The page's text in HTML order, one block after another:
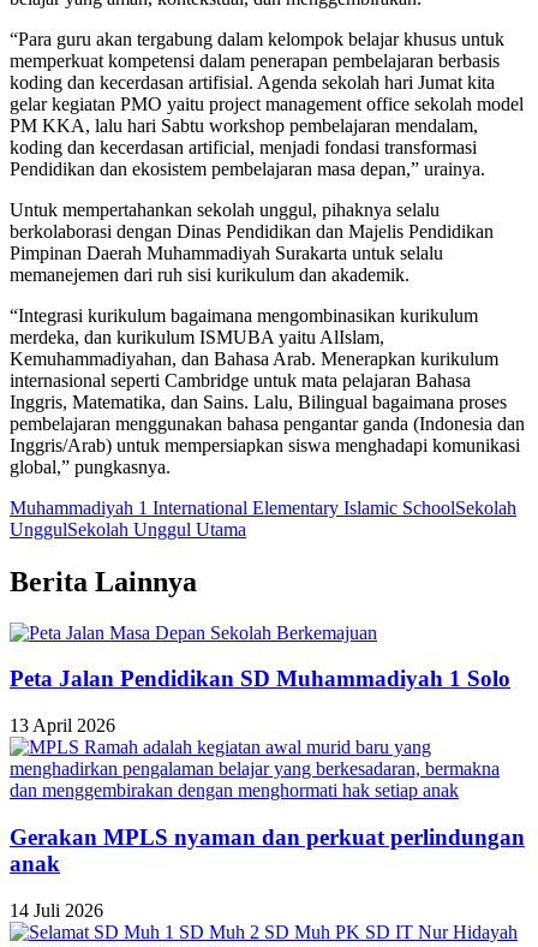
“Para guru akan tergabung dalam kelompok belajar khusus untuk
memperkuat kompetensi dalam penerapan pembelajaran berbasis
koding dan kecerdasan artifisial. Agenda sekolah hari Jumat kita
gelar kegiatan PMO yaitu project management office sekolah model
PM KKA, lalu hari Sabtu workshop pembelajaran mendalam,
koding dan kecerdasan artificial, menjadi fondasi transformasi
Pendidikan dan ekosistem pembelajaran masa depan,” urainya.
Untuk mempertahankan sekolah unggul, pihaknya selalu
berkolaborasi dengan Dinas Pendidikan dan Majelis Pendidikan
Pimpinan Daerah Muhammadiyah Surakarta untuk selalu
memanejemen dari ruh sisi kurikulum dan akademik.
“Integrasi kurikulum bagaimana mengombinasikan kurikulum
merdeka, dan kurikulum ISMUBA yaitu AlIslam,
Kemuhammadiyahan, dan Bahasa Arab. Menerapkan kurikulum
internasional seperti Cambridge untuk mata pelajaran Bahasa
Inggris, Matematika, dan Sains. Lalu, Bilingual bagaimana proses
pembelajaran menggunakan bahasa pengantar ganda (Indonesia dan
Inggris/Arab) untuk mempersiapkan siswa menghadapi komunikasi
global,” pungkasnya.
Muhammadiyah 1 International Elementary Islamic SchoolSekolah
UnggulSekolah Unggul Utama
Berita Lainnya
Peta Jalan Pendidikan SD Muhammadiyah 1 Solo
13 April 2026
Gerakan MPLS nyaman dan perkuat perlindungan
anak
14 Juli 2026